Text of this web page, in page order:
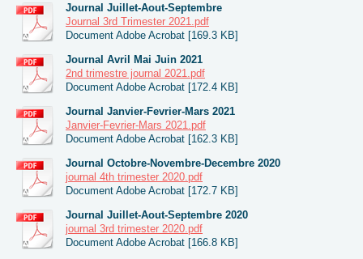
Journal Juillet-Aout-Septembre
Journal 3rd Trimester 2021.pdf
Document Adobe Acrobat [169.3 KB]
Journal Avril Mai Juin 2021
2nd trimestre journal 2021.pdf
Document Adobe Acrobat [172.4 KB]
Journal Janvier-Fevrier-Mars 2021
Janvier-Fevrier-Mars 2021.pdf
Document Adobe Acrobat [162.3 KB]
Journal Octobre-Novembre-Decembre 2020
journal 4th trimester 2020.pdf
Document Adobe Acrobat [172.7 KB]
Journal Juillet-Aout-Septembre 2020
journal 3rd trimester 2020.pdf
Document Adobe Acrobat [166.8 KB]